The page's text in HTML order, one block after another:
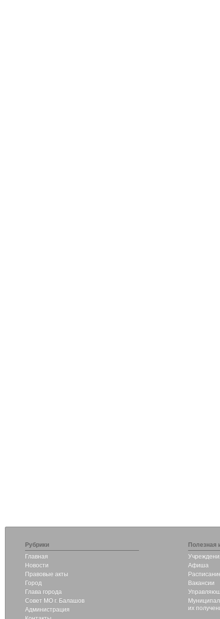
Рубрики
Главная
Новости
Правовые акты
Город
Глава города
Совет МО г. Балашов
Администрация
Полезная
Афиша
Вакансии
их